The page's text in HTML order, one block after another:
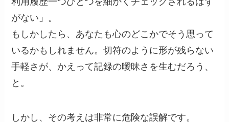
がない」。
もしかしたら、あなたも心のどこかでそう思って
いるかもしれません。切符のように形が残らない
手軽さが、かえって記録の曖昧さを生むだろう、
と。
しかし、その考えは非常に危険な誤解です。